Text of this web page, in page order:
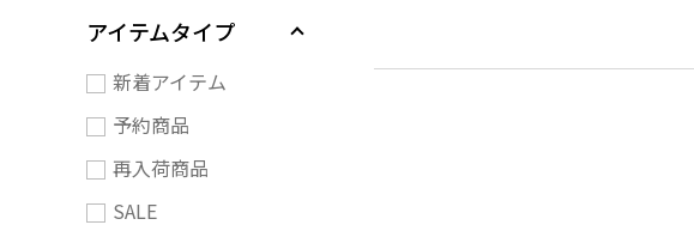
アイテムタイプ
新着アイテム
予約商品
再入荷商品
SALE